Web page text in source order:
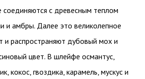
соединяются с древесным теплом
и амбры. Далее это великолепное
и распространяют дубовый мох и
цвет. В шлейфе османтус,
кокос, гвоздика, карамель, мускус и